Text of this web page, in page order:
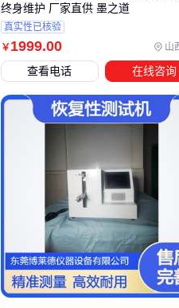
呼救触发机制：
环境噪声水平调
漏电检测范围：
响应延迟：呼救
漏电检测的实时性
对于需要频繁移动
更适用，其轻量化
常低于专业佩戴式
检测精度高，却无
实际选型时，建议
事故后果严重，应
气隐患明确，则可
￥ 1999.00 山
终身维护 厂家直供 墨之道
真实性已核验
查看电话 在线咨询